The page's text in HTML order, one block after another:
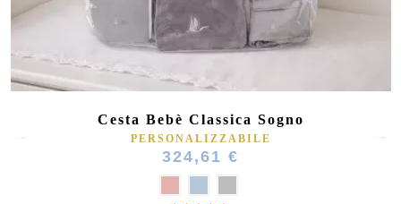
Cesta Bebè Classica Sogno
PERSONALIZZABILE
324,61 €